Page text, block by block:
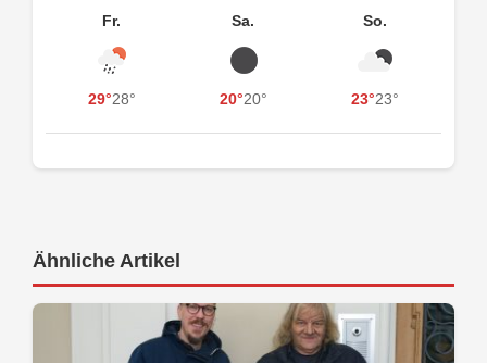
Fr.
29°28°
Sa.
20°20°
So.
23°23°
Ähnliche Artikel